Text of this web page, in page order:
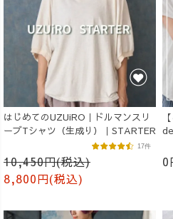
はじめてのUZUiRO｜ドルマンスリ
ーブTシャツ（生成り）｜STARTER
10,450円(税込)
8,800円(税込)
17件
0